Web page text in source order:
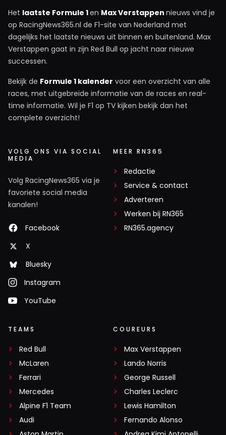
Het laatste Formule 1en Max Verstappen nieuws vind je
op RacingNews365.nl de F1-site van Nederland met
dagelijks het laatste nieuws uit binnen en buitenland. Max
Verstappen gaat in zijn Red Bull op jacht naar nieuwe
successen.
Bekijk de Formule 1 kalender voor een overzicht van alle
races, met uitgebreide informatie van de races en real-
time informatie. Wil je F1 op TV kijken bekijk dan het
complete overzicht!
VOLG ONS VIA SOCIAL
MEDIA
Volg RacingNews365 via je
favoriete social media
kanalen!
Facebook
X
Bluesky
Instagram
YouTube
MEER RN365
Redactie
Service & contact
Adverteren
Werken bij RN365
RN365.agency
TEAMS
Red Bull
McLaren
Ferrari
Mercedes
Alpine F1 Team
Audi
COUREURS
Max Verstappen
Lando Norris
George Russell
Charles Leclerc
Lewis Hamilton
Fernando Alonso